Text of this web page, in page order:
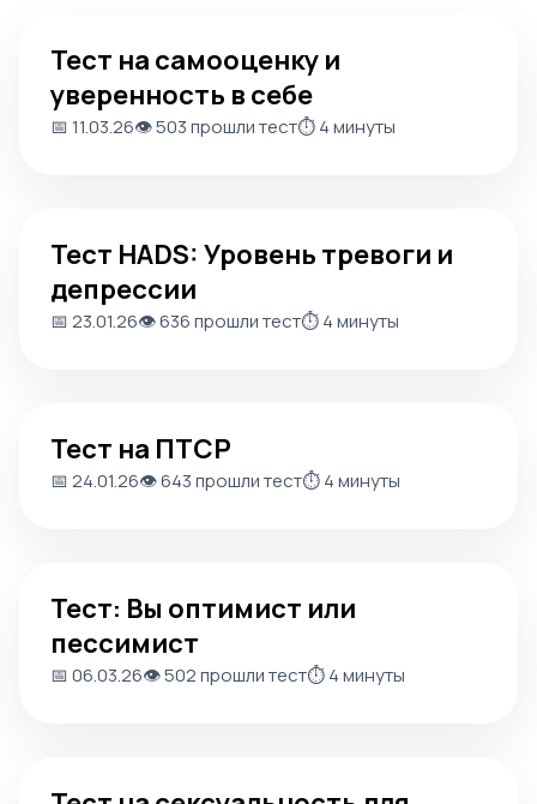
Тест на самооценку и
уверенность в себе
📅 11.03.26👁️ 503 прошли тест⏱️ 4 минуты
Тест HADS: Уровень тревоги и
депрессии
📅 23.01.26👁️ 636 прошли тест⏱️ 4 минуты
Тест на ПТСР
📅 24.01.26👁️ 643 прошли тест⏱️ 4 минуты
Тест: Вы оптимист или
пессимист
📅 06.03.26👁️ 502 прошли тест⏱️ 4 минуты